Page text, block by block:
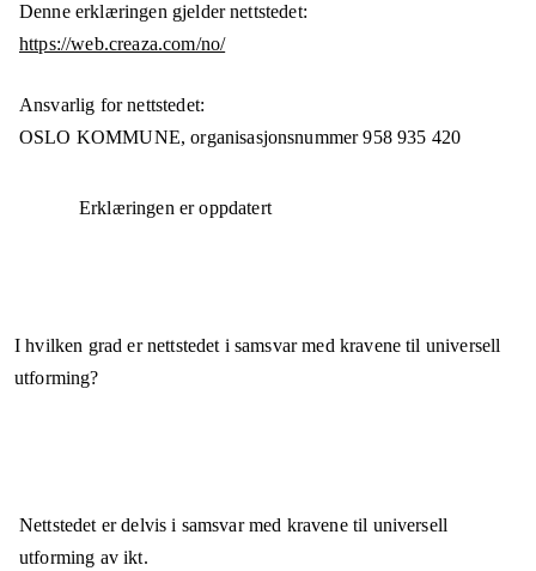
Denne erklæringen gjelder nettstedet:
https://web.creaza.com/no/
Ansvarlig for nettstedet:
OSLO KOMMUNE,organisasjonsnummer 958 935 420
Erklæringen er oppdatert
I hvilken grad er nettstedet i samsvar med kravene til universell
utforming?
Nettstedet erdelvis i samsvarmed kravene til universell
utforming av ikt.